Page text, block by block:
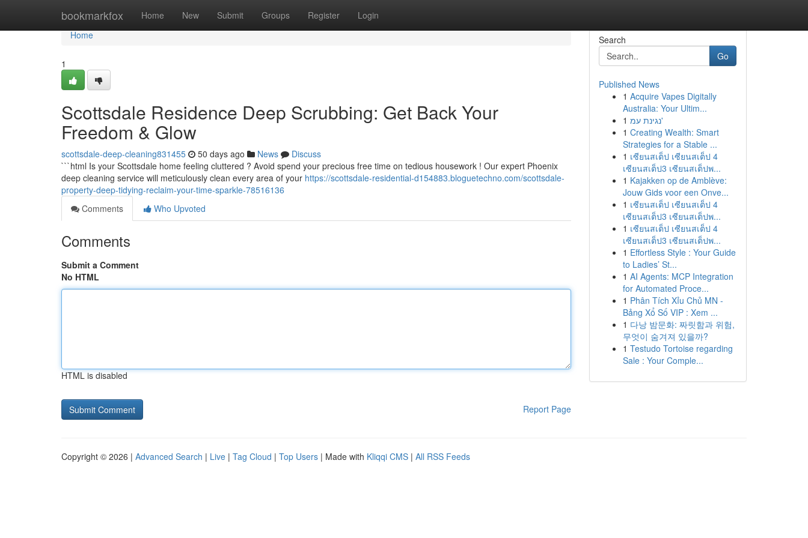
bookmarkfox Home New Submit Groups Register Login
Home
Home
1
Scottsdale Residence Deep Scrubbing: Get Back Your
Freedom & Glow
scottsdale-deep-cleaning831455 50 days ago News
Discuss
```html Is your Scottsdale home feeling cluttered ? Avoid spend your precious free time on tedious housework ! Our expert Phoenix
deep cleaning service will meticulously clean every area of your https://scottsdale-residential-d154883.bloguetechno.com/scottsdale-
property-deep-tidying-reclaim-your-time-sparkle-78516136
Comments
Who Upvoted
Comments
Submit a Comment
No HTML
HTML is disabled
Report Page
Search
Go
Published News
1 Acquire Vapes Digitally
Australia: Your Ultim...
1
נגינת עמ'
1 Creating Wealth: Smart
Strategies for a Stable ...
1 เซียนสเต็ป เซียนสเต็ป 4
เซียนสเต็ป3 เซียนสเต็ปพ...
1 Kajakken op de Amblève:
Jouw Gids voor een Onve...
1 เซียนสเต็ป เซียนสเต็ป 4
เซียนสเต็ป3 เซียนสเต็ปพ...
1 เซียนสเต็ป เซียนสเต็ป 4
เซียนสเต็ป3 เซียนสเต็ปพ...
1 Effortless Style : Your Guide
to Ladies’ St...
1 AI Agents: MCP Integration
for Automated Proce...
1 Phân Tích Xỉu Chủ MN -
Bảng Xổ Số VIP : Xem ...
1 다낭 밤문화: 짜릿함과 위험,
무엇이 숨겨져 있을까?
1 Testudo Tortoise regarding
Sale : Your Comple...
Copyright © 2026 | Advanced Search | Live | Tag Cloud | Top Users | Made with Kliqqi CMS | All RSS Feeds